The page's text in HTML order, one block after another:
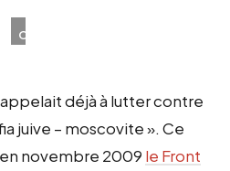
Commémoration
anniversaire
la
création
déjà à lutter contre
juive – moscovite ». Ce
novembre 2009 le Front